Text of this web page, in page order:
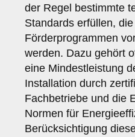
der Regel bestimmte
Standards erfüllen,
Förderprogrammen
werden. Dazu gehört
eine Mindestleistung
Installation durch
Fachbetriebe und die
Normen für
Berücksichtigung